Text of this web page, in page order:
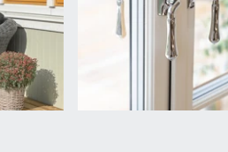
kort